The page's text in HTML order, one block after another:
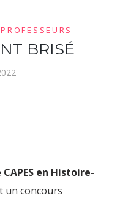
BRISÉ
CAPES en Histoire-
un concours